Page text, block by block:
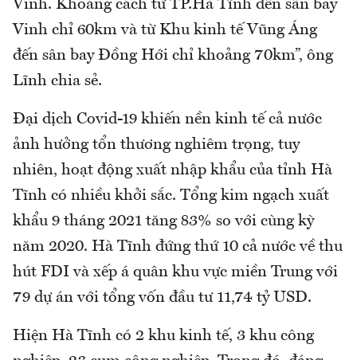
Vinh. Khoảng cách từ TP.Hà Tĩnh đến sân bay
Vinh chỉ 60km và từ Khu kinh tế Vũng Áng
đến sân bay Đồng Hới chỉ khoảng 70km”, ông
Lĩnh chia sẻ.
Đại dịch Covid-19 khiến nền kinh tế cả nước
ảnh hưởng tổn thương nghiêm trọng, tuy
nhiên, hoạt động xuất nhập khẩu của tỉnh Hà
Tĩnh có nhiều khởi sắc. Tổng kim ngạch xuất
khẩu 9 tháng 2021 tăng 83% so với cùng kỳ
năm 2020. Hà Tĩnh đứng thứ 10 cả nước về thu
hút FDI và xếp á quân khu vực miền Trung với
79 dự án với tổng vốn đầu tư 11,74 tỷ USD.
Hiện Hà Tĩnh có 2 khu kinh tế, 3 khu công